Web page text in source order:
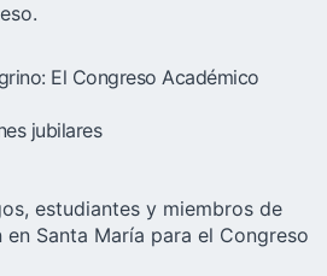
El Congreso Académico
jubilares
estudiantes y miembros de
Santa María para el Congreso